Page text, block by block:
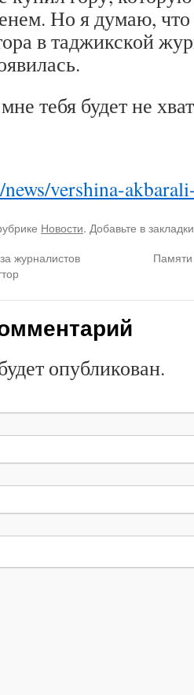
Но я думаю,
в таджикской
тебя будет не
vershina-
Новости. Добавьте в
журналистов
опубликован.